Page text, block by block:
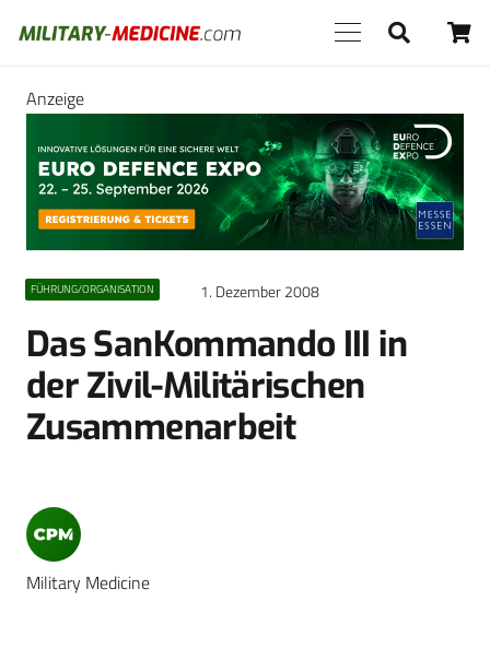
Anzeige
FÜHRUNG/ORGANISATION 1. Dezember 2008
Das SanKommando III in
der Zivil-Militärischen
Zusammenarbeit
Military Medicine